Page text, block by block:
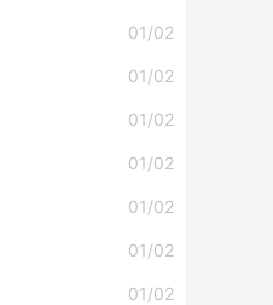
01/02
01/02
01/02
01/02
01/02
01/02
01/02